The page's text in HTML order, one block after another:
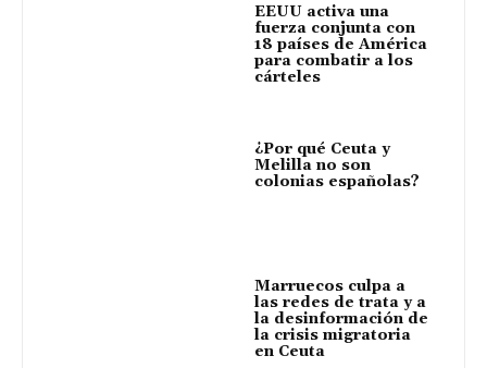
EEUU activa una
fuerza conjunta con
18 países de América
para combatir a los
cárteles
¿Por qué Ceuta y
Melilla no son
colonias españolas?
Marruecos culpa a
las redes de trata y a
la desinformación de
la crisis migratoria
en Ceuta